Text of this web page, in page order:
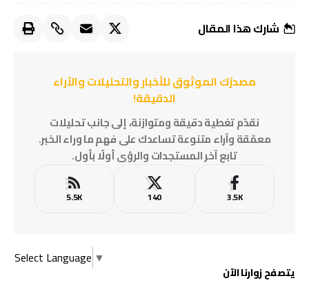
شارك هذا المقال
مصدرُك الموثوق للأخبار والتحليلات والآراء
الدقيقة!
نقدّم تغطية دقيقة ومتوازنة، إلى جانب تحليلات
معمّقة وآراء متنوعة تساعدك على فهم ما وراء الخبر.
تابع آخر المستجدات والرؤى أولًا بأول.
3.5K
140
5.5K
Select Language ▼
يتصفح زوارنا الآن